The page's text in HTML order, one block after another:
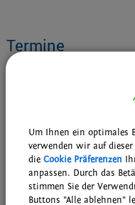
Termine
Weiterführende Links
Um Ihnen ein optimales
verwenden wir auf dieser
die Cookie Präferenzen
anpassen. Durch das
stimmen Sie der
Buttons "Alle ablehnen"